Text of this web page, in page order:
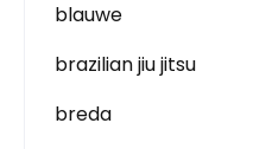
blauwe
brazilian jiu jitsu
breda